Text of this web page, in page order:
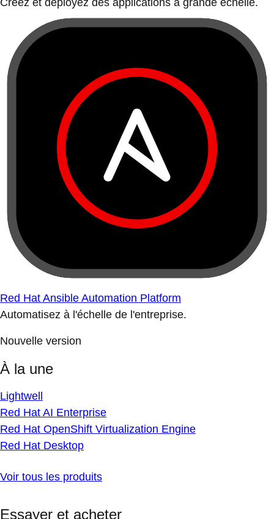
Créez et déployez des applications à grande échelle.
Red Hat Ansible Automation Platform
Automatisez à l'échelle de l'entreprise.
Nouvelle version
À la une
Lightwell
Red Hat AI Enterprise
Red Hat OpenShift Virtualization Engine
Red Hat Desktop
Voir tous les produits
Essayer et acheter